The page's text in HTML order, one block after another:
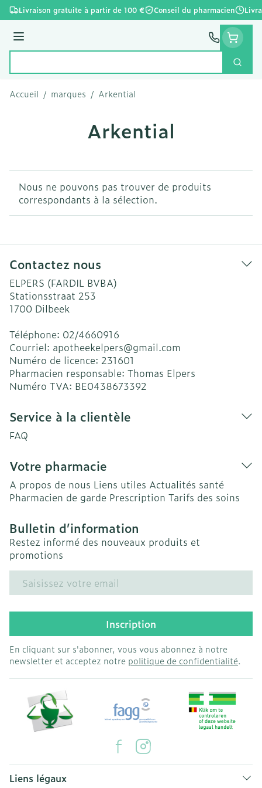
Aller au contenu
Livraison gratuite à partir de 100 € Conseil du pharmacien
Menu
Accueil / marques / Arkential
Arkential
Nous ne pouvons pas trouver de produits
correspondants à la sélection.
Contactez nous
ELPERS (FARDIL BVBA)
Stationsstraat 253
1700 Dilbeek
Téléphone: 02/4660916
Courriel: apotheekelpers@gmail.com
Numéro de licence: 231601
Pharmacien responsable: Thomas Elpers
Numéro TVA: BE0438673392
Service à la clientèle
FAQ
Votre pharmacie
A propos de nous Liens utiles Actualités santé
Pharmacien de garde Prescription Tarifs des soins
Bulletin d’information
Restez informé des nouveaux produits et
promotions
Adresse mail
Inscription
En cliquant sur s'abonner, vous vous abonnez à notre
newsletter et acceptez notre politique de confidentialité.
Liens légaux